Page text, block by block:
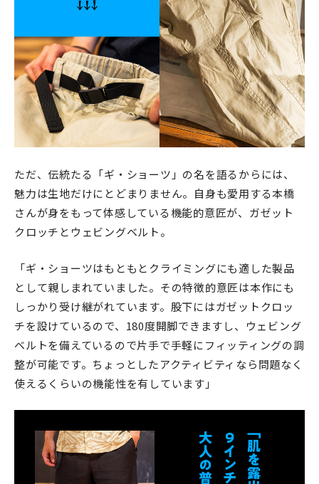
ただ、伝統たる「ギ・ショーツ」の名を語るからには、
魅力は生地だけにとどまりません。自身も愛用する本橋
さんが身をもって体感している機能的意匠が、ガゼット
クロッチとウェビングベルト。
「ギ・ショーツはもともとクライミングにも適した製品
として親しまれていました。その特徴的意匠は本作にも
しっかり受け継がれています。股下にはガゼットクロッ
チを設けているので、180度開脚できますし、ウェビング
ベルトを備えているので片手で手軽にフィッティングの調
整が可能です。ちょっとしたアクティビティなら問題なく
使えるくらいの機能性を有しています」